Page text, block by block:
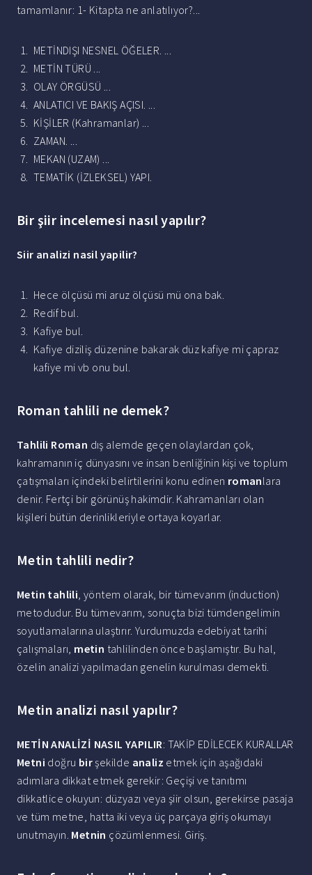
tamamlanır: 1- Kitapta ne anlatılıyor?...
METİNDIŞI NESNEL ÖĞELER. ...
METİN TÜRÜ ...
OLAY ÖRGÜSÜ ...
ANLATICI VE BAKIŞ AÇISI. ...
KİŞİLER (Kahramanlar) ...
ZAMAN. ...
MEKAN (UZAM) ...
TEMATİK (İZLEKSEL) YAPI.
Bir şiir incelemesi nasıl yapılır?
Siir analizi nasil yapilir?
Hece ölçüsü mi aruz ölçüsü mü ona bak.
Redif bul.
Kafiye bul.
Kafiye diziliş düzenine bakarak düz kafiye mi çapraz
kafiye mi vb onu bul.
Roman tahlili ne demek?
Tahlili Roman dış alemde geçen olaylardan çok,
kahramanın iç dünyasını ve insan benliğinin kişi ve toplum
çatışmaları içindeki belirtilerini konu edinen romanlara
denir. Fertçi bir görünüş hakimdir. Kahramanları olan
kişileri bütün derinlikleriyle ortaya koyarlar.
Metin tahlili nedir?
Metin tahlili, yöntem olarak, bir tümevarım (induction)
metodudur. Bu tümevarım, sonuçta bizi tümdengelimin
soyutlamalarına ulaştırır. Yurdumuzda edebiyat tarihi
çalışmaları, metin tahlilinden önce başlamıştır. Bu hal,
özelin analizi yapılmadan genelin kurulması demekti.
Metin analizi nasıl yapılır?
METİN ANALİZİ NASIL YAPILIR: TAKİP EDİLECEK KURALLAR
Metni doğru birşekilde analiz etmek için aşağıdaki
adımlara dikkat etmek gerekir: Geçişi ve tanıtımı
dikkatlice okuyun: düzyazı veya şiir olsun, gerekirse pasaja
ve tüm metne, hatta iki veya üç parçaya giriş okumayı
unutmayın. Metnin çözümlenmesi. Giriş.